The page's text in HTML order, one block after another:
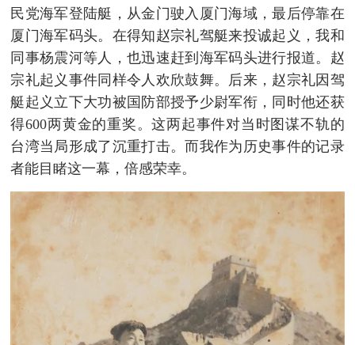
民党海军登陆艇，从金门驶入厦门海域，最后停靠在
厦门海军码头。在得知赵宗礼驾艇来投诚起义，我和
同事杨震河等人，也迅速赶到海军码头进行报道。赵
宗礼起义事件同样令人欢欣鼓舞。后来，赵宗礼因驾
艇起义立下大功被国防部授予少尉军衔，同时他还获
得600两黄金的重奖。这两起事件对当时图谋不轨的
台湾当局形成了沉重打击。而我作为历史事件的记录
者能目睹这一幕，倍感荣幸。